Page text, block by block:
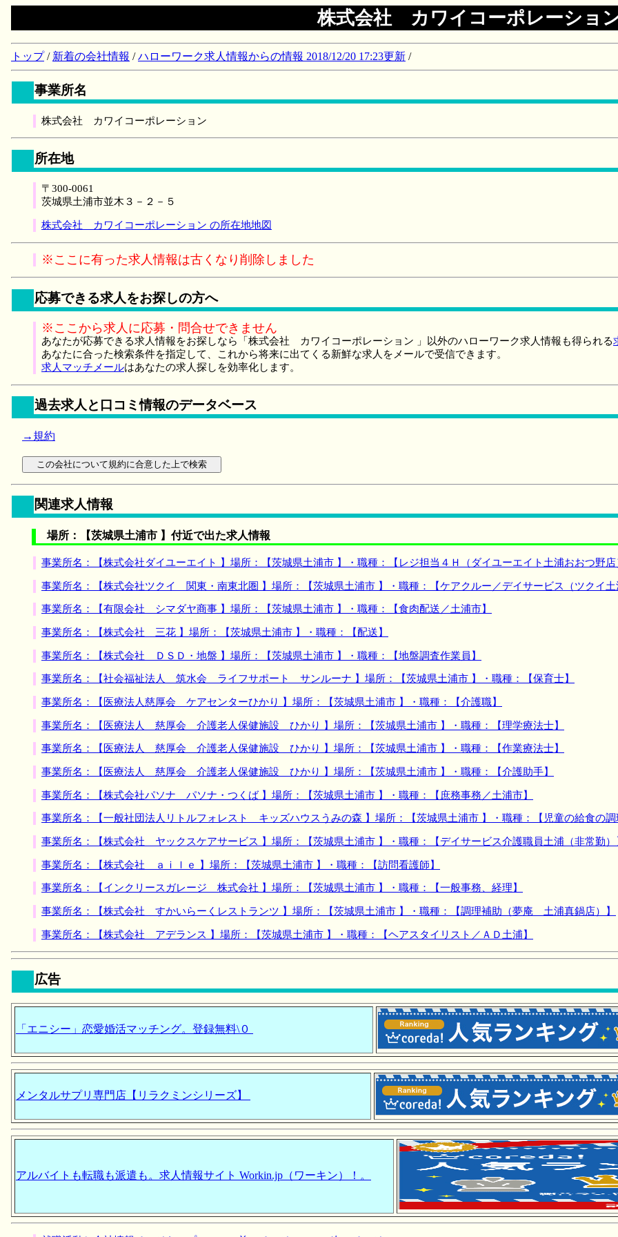
株式会社 カワイコーポレーショ
トップ/ 新着の会社情報 /ハローワーク求人情報からの情報 2018/12/20 17:23更新 /
事業所名
株式会社 カワイコーポレーション
所在地
〒300-0061
茨城県土浦市並木３－２－５
株式会社 カワイコーポレーション の所在地地図
※ここに有った求人情報は古くなり削除しました
応募できる求人をお探しの方へ
※ここから求人に応募・問合せできません
あなたが応募できる求人情報をお探しなら「株式会社 カワイコーポレーション 」以外のハローワーク求人情報も得られる
あなたに合った検索条件を指定して、これから将来に出てくる新鮮な求人をメールで受信できます。
求人マッチメールはあなたの求人探しを効率化します。
過去求人と口コミ情報のデータベース
→規約
関連求人情報
場所：【茨城県土浦市 】付近で出た求人情報
事業所名：【株式会社ダイユーエイト 】場所：【茨城県土浦市 】・職種：【レジ担当４Ｈ（ダイユーエイト土浦おおつ野店
事業所名：【株式会社ツクイ 関東・南東北圏 】場所：【茨城県土浦市 】・職種：【ケアクルー／デイサービス（ツクイ土
事業所名：【有限会社 シマダヤ商事 】場所：【茨城県土浦市 】・職種：【食肉配送／土浦市】
事業所名：【株式会社 三花 】場所：【茨城県土浦市 】・職種：【配送】
事業所名：【株式会社 ＤＳＤ・地盤 】場所：【茨城県土浦市 】・職種：【地盤調査作業員】
事業所名：【社会福祉法人 筑水会 ライフサポート サンルーナ 】場所：【茨城県土浦市 】・職種：【保育士】
事業所名：【医療法人慈厚会 ケアセンターひかり 】場所：【茨城県土浦市 】・職種：【介護職】
事業所名：【医療法人 慈厚会 介護老人保健施設 ひかり 】場所：【茨城県土浦市 】・職種：【理学療法士】
事業所名：【医療法人 慈厚会 介護老人保健施設 ひかり 】場所：【茨城県土浦市 】・職種：【作業療法士】
事業所名：【医療法人 慈厚会 介護老人保健施設 ひかり 】場所：【茨城県土浦市 】・職種：【介護助手】
事業所名：【株式会社パソナ パソナ・つくば 】場所：【茨城県土浦市 】・職種：【庶務事務／土浦市】
事業所名：【一般社団法人リトルフォレスト キッズハウスうみの森 】場所：【茨城県土浦市 】・職種：【児童の給食の調
事業所名：【株式会社 ヤックスケアサービス 】場所：【茨城県土浦市 】・職種：【デイサービス介護職員土浦（非常勤）
事業所名：【株式会社 ａｉｌｅ 】場所：【茨城県土浦市 】・職種：【訪問看護師】
事業所名：【インクリースガレージ 株式会社 】場所：【茨城県土浦市 】・職種：【一般事務、経理】
事業所名：【株式会社 すかいらーくレストランツ 】場所：【茨城県土浦市 】・職種：【調理補助（夢庵 土浦真鍋店）】
事業所名：【株式会社 アデランス 】場所：【茨城県土浦市 】・職種：【ヘアスタイリスト／ＡＤ土浦】
広告
「エニシー」恋愛婚活マッチング。登録無料\０
メンタルサプリ専門店【リラクミンシリーズ】
アルバイトも転職も派遣も。求人情報サイト Workin.jp（ワーキン）！。